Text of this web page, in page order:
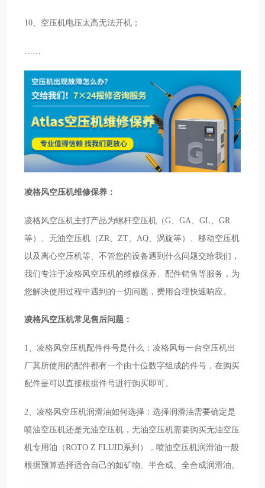
10、空压机电压太高无法开机；
凌格风空压机维修保养：
凌格风空压机主打产品为螺杆空压机（G、GA、GL、GR
等）、无油空压机（ZR、ZT、AQ、涡旋等）、移动空压机
以及离心空压机等、不管您的设备遇到什么问题交给我们，
我们专注于凌格风空压机的维修保养、配件销售等服务，为
您解决使用过程中遇到的一切问题，费用合理快速响应。
凌格风空压机常见售后问题：
1、凌格风空压机配件件号是什么：凌格风每一台空压机出
厂其所使用的配件都有一个由十位数字组成的件号，在购买
配件是可以直接根据件号进行购买即可。
2、凌格风空压机润滑油如何选择：选择润滑油需要确定是
喷油空压机还是无油空压机，无油空压机需要购买无油空压
机专用油（ROTO Z FLUID系列），喷油空压机润滑油一般
根据预算选择适合自己的如矿物、半合成、全合成润滑油。